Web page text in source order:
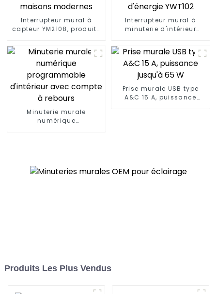
Interrupteur mural à
capteur YM2108, produits
Interrupteur mural à
minuterie d'intérieur
Minuterie murale
numérique
Prise murale USB type
A&C 15 A, puissance
Produits Les Plus Vendus